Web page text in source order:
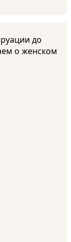
до
о женском